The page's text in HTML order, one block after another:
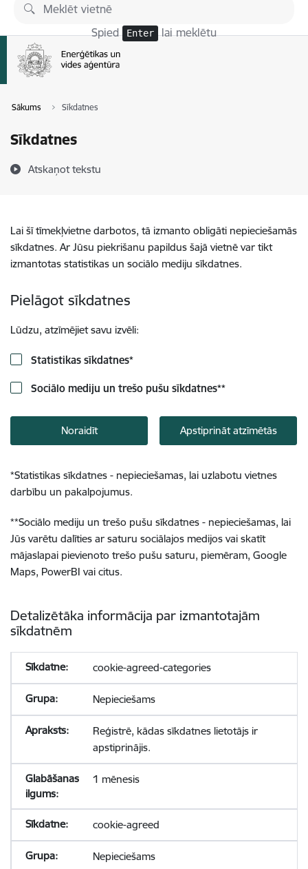
Pāriet uz lapas saturu
Spied Enter lai meklētu
Sākums Sīkdatnes
Sīkdatnes
Atskaņot tekstu
Lai šī tīmekļvietne darbotos, tā izmanto obligāti nepieciešamās
sīkdatnes. Ar Jūsu piekrišanu papildus šajā vietnē var tikt
izmantotas statistikas un sociālo mediju sīkdatnes.
Pielāgot sīkdatnes
Lūdzu, atzīmējiet savu izvēli:
Statistikas sīkdatnes*
Sociālo mediju un trešo pušu sīkdatnes**
Noraidīt Apstiprināt atzīmētās
*Statistikas sīkdatnes - nepieciešamas, lai uzlabotu vietnes
darbību un pakalpojumus.
**Sociālo mediju un trešo pušu sīkdatnes - nepieciešamas, lai
Jūs varētu dalīties ar saturu sociālajos medijos vai skatīt
mājaslapai pievienoto trešo pušu saturu, piemēram, Google
Maps, PowerBI vai citus.
Detalizētāka informācija par izmantotajām
sīkdatnēm
cookie-agreed-categories
Nepieciešams
Reģistrē, kādas sīkdatnes lietotājs ir
apstiprinājis.
1 mēnesis
cookie-agreed
Nepieciešams